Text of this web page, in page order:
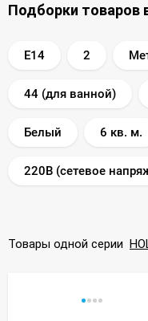
Подборки товаров
E14 2
44 (для ванной)
Белый 6 кв. м.
220В (сетевое
Товары одной серии